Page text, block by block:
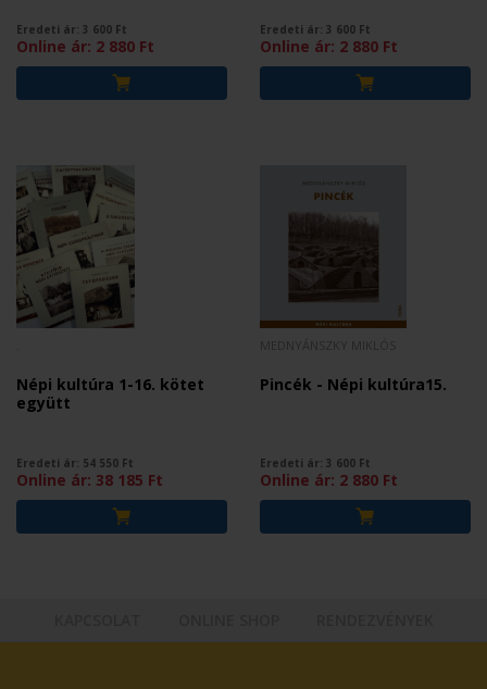
Eredeti ár: 3 600 Ft
Online ár: 2 880 Ft
Eredeti ár: 3 600 Ft
Online ár: 2 880 Ft
Népi kultúra 1-16. kötet
együtt
Eredeti ár: 54 550 Ft
Online ár: 38 185 Ft
Pincék - Népi kultúra15.
Eredeti ár: 3 600 Ft
Online ár: 2 880 Ft